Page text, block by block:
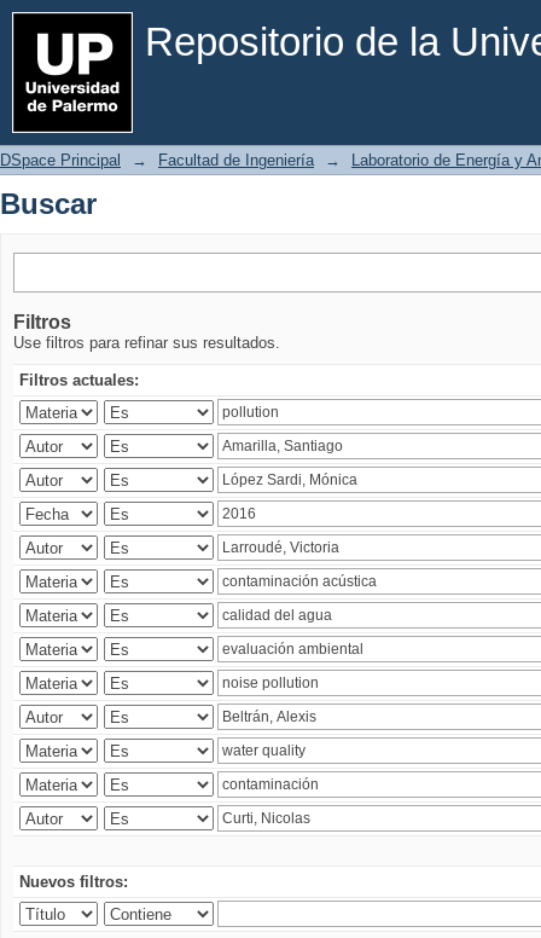
Repositorio de la
Buscar
DSpace Principal → Facultad de Ingeniería → Laboratorio de Energía y
Buscar
Filtros
Use filtros para refinar sus resultados.
Filtros actuales:
Nuevos filtros: